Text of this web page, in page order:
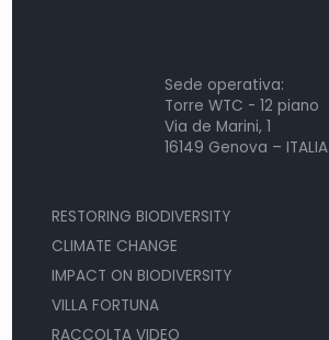
Sede operativa:
Torre WTC - 12 piano
Via de Marini, 1
16149 Genova – ITALIA
RESTORING BIODIVERSITY
CLIMATE CHANGE
IMPACT ON BIODIVERSITY
VILLA FORTUNA
RACCOLTA VIDEO